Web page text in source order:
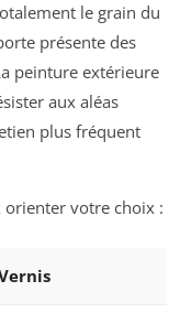
le grain du
présente des
peinture extérieure
aux aléas
plus fréquent
votre choix :